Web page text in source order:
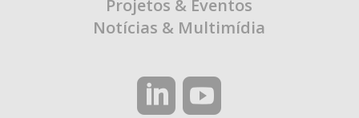
Projetos & Eventos
Notícias & Multimídia